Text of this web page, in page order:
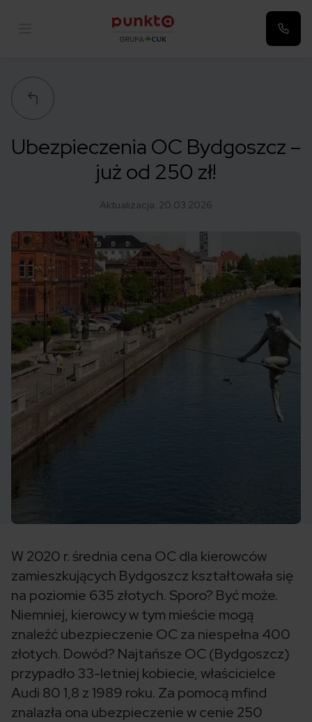
Ubezpieczenia OC Bydgoszcz –
już od 250 zł!
Aktualizacja: 20.03.2026
W 2020 r. średnia cena OC dla kierowców
zamieszkujących Bydgoszcz kształtowała się
na poziomie 635 złotych. Sporo? Być może.
Niemniej, kierowcy w tym mieście mogą
znaleźć ubezpieczenie OC za niespełna 400
złotych. Dowód? Najtańsze OC (Bydgoszcz)
przypadło 33-letniej kobiecie, właścicielce
Audi 80 1,8 z 1989 roku. Za pomocą mfind
znalazła ona ubezpieczenie w cenie 250